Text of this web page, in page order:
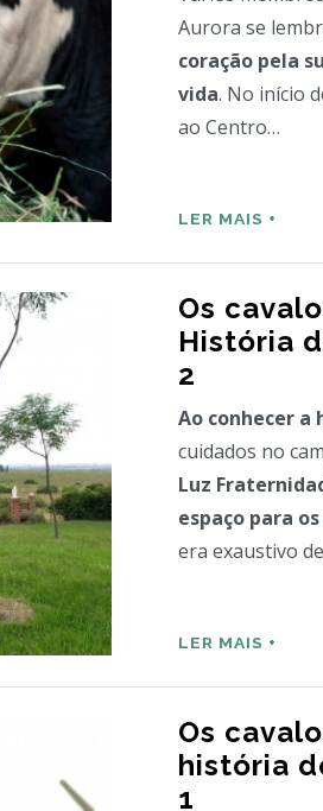
Vários
Aurora se
coração pela
vida . No início
Os
História
2
Ao conhecer
cuidados no
Luz
espaço para os
Os
história